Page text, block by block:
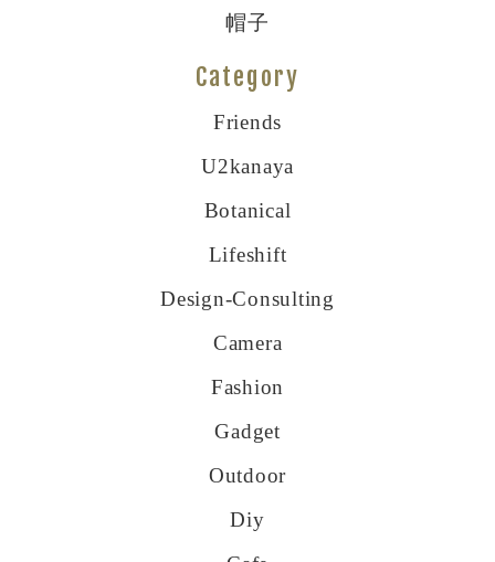
帽子
Category
Friends
U2kanaya
Botanical
Lifeshift
Design-Consulting
Camera
Fashion
Gadget
Outdoor
Diy